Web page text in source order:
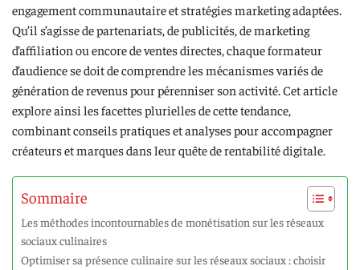
engagement communautaire et stratégies marketing adaptées.
Qu’il s’agisse de partenariats, de publicités, de marketing
d’affiliation ou encore de ventes directes, chaque formateur
d’audience se doit de comprendre les mécanismes variés de
génération de revenus pour pérenniser son activité. Cet article
explore ainsi les facettes plurielles de cette tendance,
combinant conseils pratiques et analyses pour accompagner
créateurs et marques dans leur quête de rentabilité digitale.
Sommaire
Les méthodes incontournables de monétisation sur les réseaux
sociaux culinaires
Optimiser sa présence culinaire sur les réseaux sociaux : choisir